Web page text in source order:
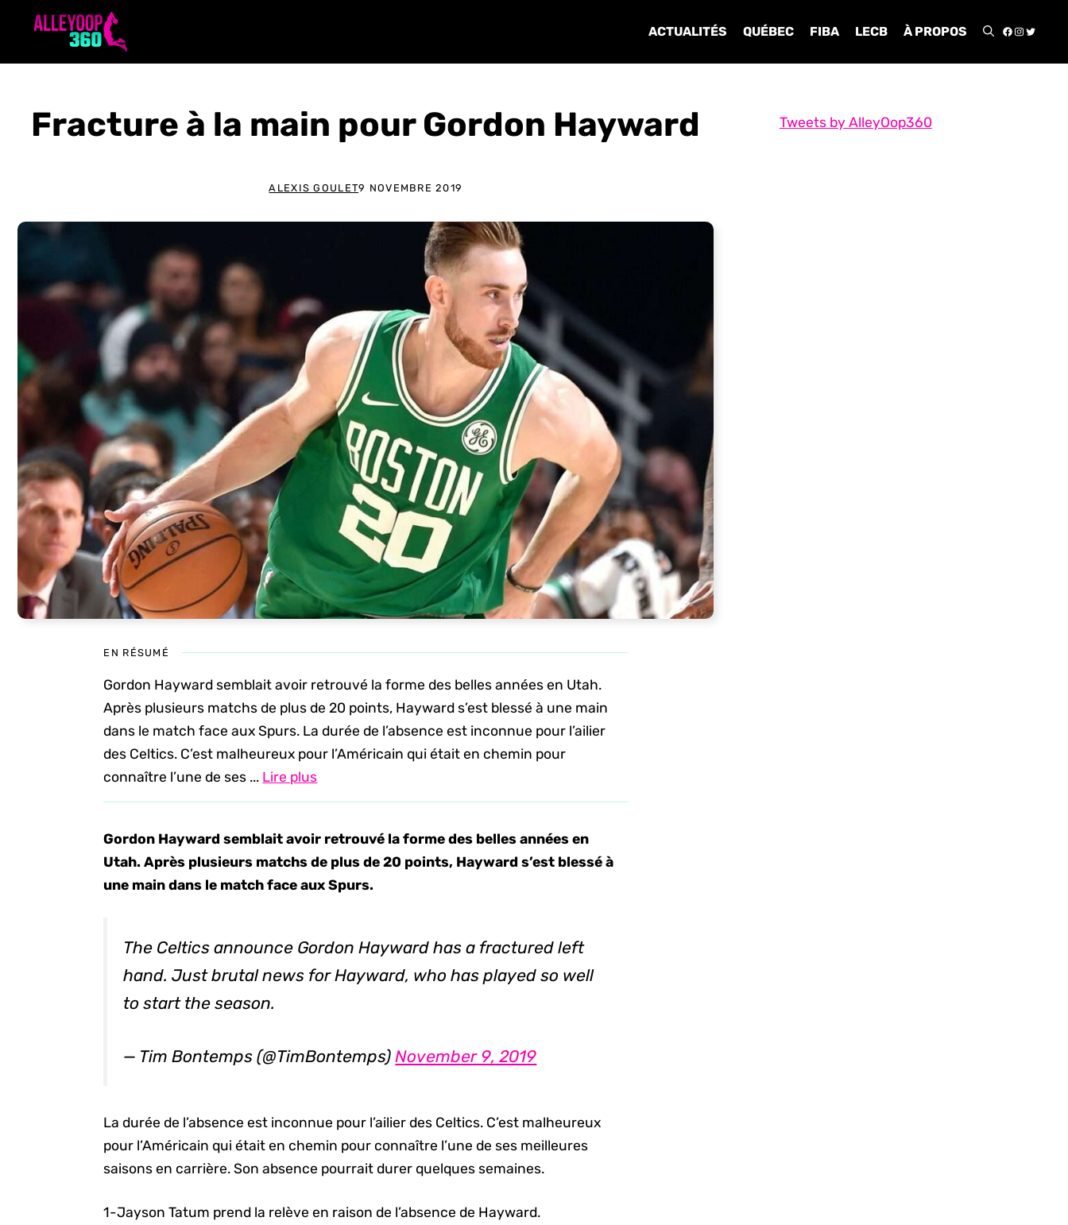
ACTUALITÉS QUÉBEC FIBA LECB À PROPOS
Fracture à la main pour Gordon Hayward
ALEXIS GOULET9 NOVEMBRE 2019
EN RÉSUMÉ
Gordon Hayward semblait avoir retrouvé la forme des belles années en Utah.
Après plusieurs matchs de plus de 20 points, Hayward s’est blessé à une main
dans le match face aux Spurs. La durée de l’absence est inconnue pour l’ailier
des Celtics. C’est malheureux pour l’Américain qui était en chemin pour
connaître l’une de ses ... Lire plus
Gordon Hayward semblait avoir retrouvé la forme des belles années en
Utah. Après plusieurs matchs de plus de 20 points, Hayward s’est blessé à
une main dans le match face aux Spurs.
The Celtics announce Gordon Hayward has a fractured left
hand. Just brutal news for Hayward, who has played so well
to start the season.
— Tim Bontemps (@TimBontemps)November 9, 2019
La durée de l’absence est inconnue pour l’ailier des Celtics. C’est malheureux
pour l’Américain qui était en chemin pour connaître l’une de ses meilleures
saisons en carrière. Son absence pourrait durer quelques semaines.
1-Jayson Tatum prend la relève en raison de l’absence de Hayward.
Tweets by AlleyOop360